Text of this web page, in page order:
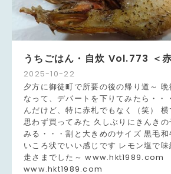
2025-10-22
うちごはん・自炊 Vol.773 ＜
夕方に御徒町で所要の後の帰り道～
なって、デパートを下りてみたら・・
んだけど、特に赤札でもなく（笑） 横
思わず買ってみた 久しぶりにきんき
みる・・・割と大きめのサイズ 黒毛和
いころ状でいい感じです レモン塩で
走さまでした～ www.hkt1989.com
www.hkt1989.com